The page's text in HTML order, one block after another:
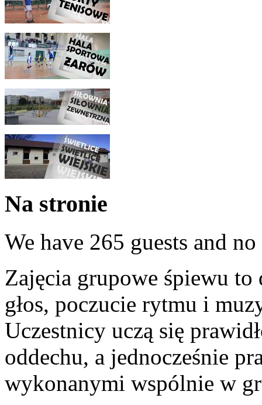
Na stronie
We have 265 guests and
Zajęcia grupowe śpiewu to
głos, poczucie rytmu i
Uczestnicy uczą się
oddechu, a jednocześnie
wykonanymi wspólnie w